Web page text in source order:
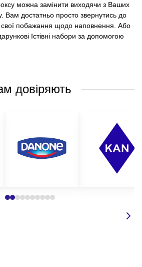
боксу можна замінити виходячи з Ваших
Вам достатньо просто звернутись до
свої побажання щодо наповнення. Або
їстівні набори за допомогою
довіряють